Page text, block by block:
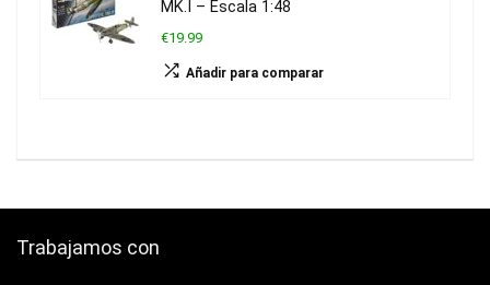
MK.I – Escala 1:48
€19.99
Añadir para comparar
Trabajamos con